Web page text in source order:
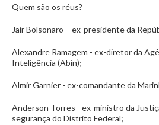
Quem são os réus?
Jair Bolsonaro – ex-presidente da
Alexandre Ramagem - ex-diretor da
Inteligência (Abin);
Almir Garnier - ex-comandante da
Anderson Torres - ex-ministro da
segurança do Distrito Federal;